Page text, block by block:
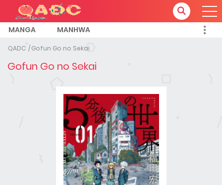
MANGA MANHWA
QADC Gofun Go no Sekai
Gofun Go no Sekai